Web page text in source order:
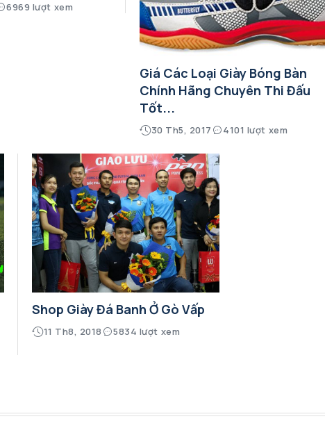
6969 lượt xem
Giá Các Loại Giày Bóng Bàn
Chính Hãng Chuyên Thi Đấu
Tốt...
30 Th5, 2017 4101 lượt xem
Shop Giày Đá Banh Ở Gò Vấp
11 Th8, 2018 5834 lượt xem